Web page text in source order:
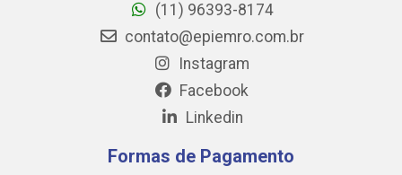
(11) 96393-8174
contato@epiemro.com.br
Instagram
Facebook
Linkedin
Formas de Pagamento